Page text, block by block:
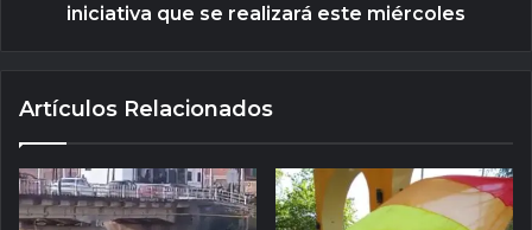
iniciativa que se realizará este miércoles
Artículos Relacionados